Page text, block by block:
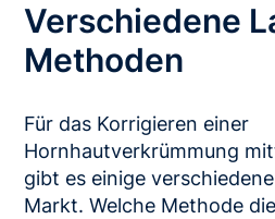
Verschiedene
Methoden
Für das Korrigieren einer
Hornhautverkrümmung
gibt es einige
Markt. Welche Methode